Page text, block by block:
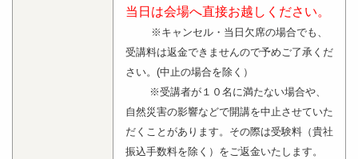
当日は会場へ直接お越しください。
※キャンセル・当日欠席の場合でも、
受講料は返金できませんので予めご了承くだ
さい。(中止の場合を除く）
※受講者が１０名に満たない場合や、
自然災害の影響などで開講を中止させていた
だくことがあります。その際は受験料（貴社
振込手数料を除く）をご返金いたします。